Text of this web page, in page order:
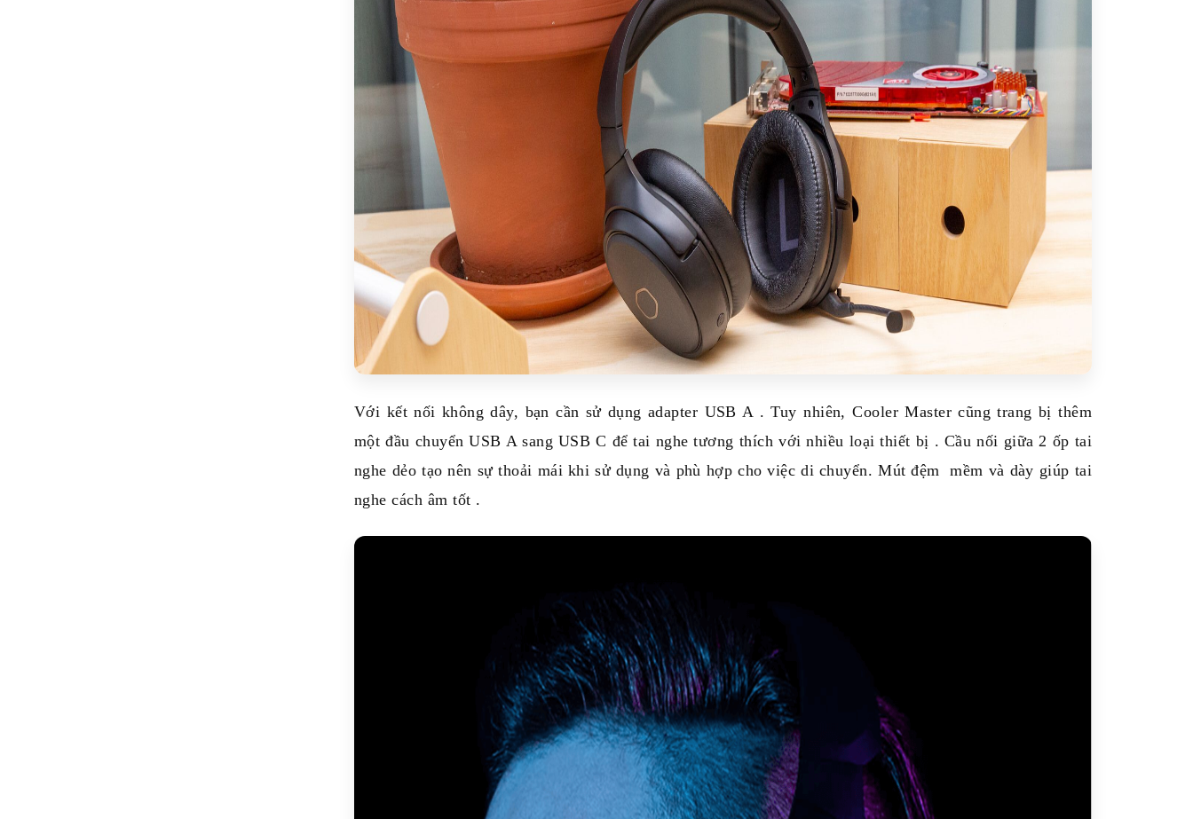
Với kết nối không dây, bạn cần sử dụng adapter USB A . Tuy nhiên, Cooler Master cũng trang bị thêm
một đầu chuyển USB A sang USB C để tai nghe tương thích với nhiều loại thiết bị . Cầu nối giữa 2 ốp tai
nghe dẻo tạo nên sự thoải mái khi sử dụng và phù hợp cho việc di chuyển. Mút đệm mềm và dày giúp tai
nghe cách âm tốt .